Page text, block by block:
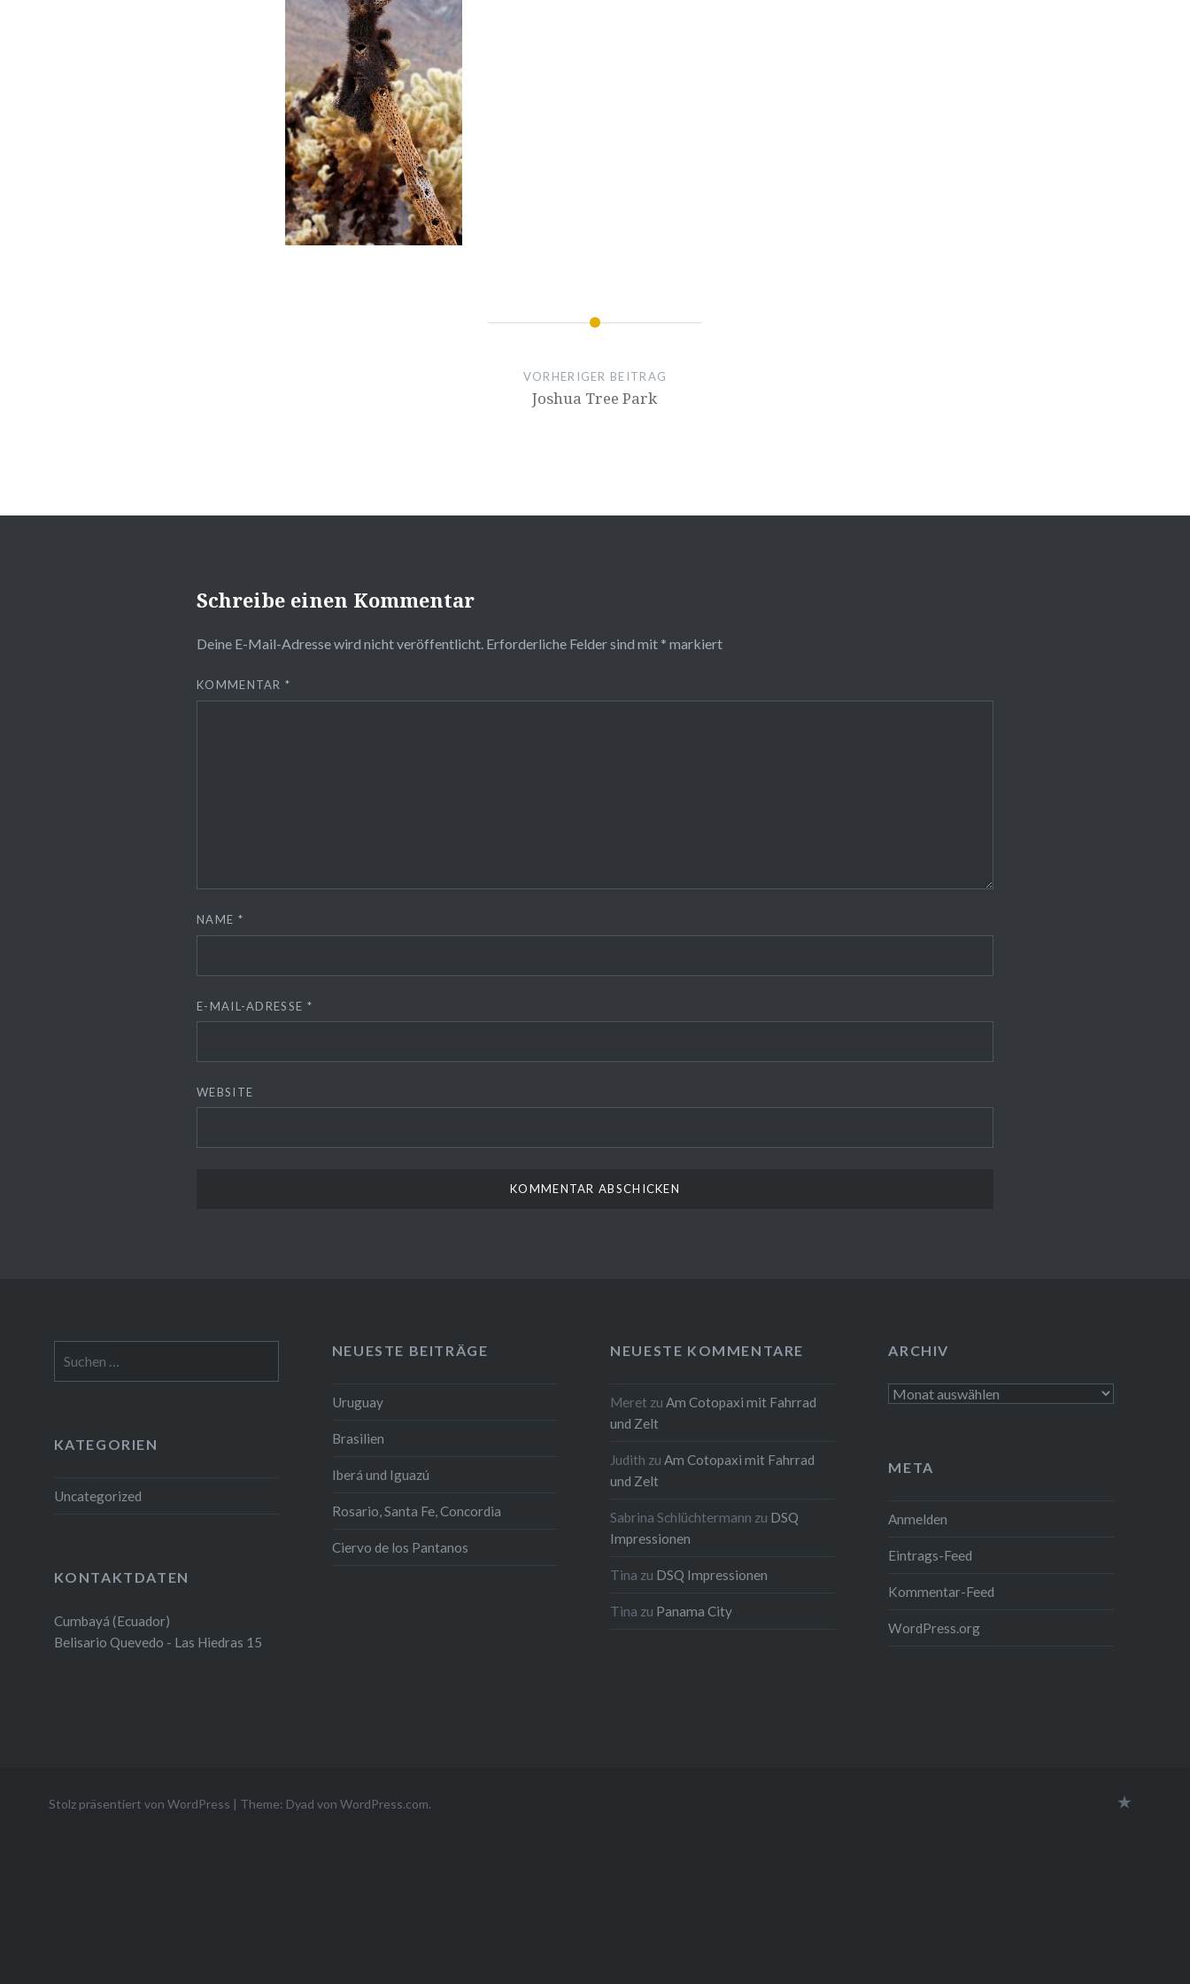
VORHERIGER BEITRAG
Joshua Tree Park
Schreibe einen Kommentar
Deine E-Mail-Adresse wird nicht veröffentlicht. Erforderliche Felder sind mit * markiert
KOMMENTAR*
NAME *
E-MAIL-ADRESSE *
WEBSITE
nach:
NEUESTE BEITRÄGE
Uruguay
Brasilien
Iberá und Iguazú
Rosario, Santa Fe, Concordia
Ciervo de los Pantanos
NEUESTE KOMMENTARE
Meret zuAm Cotopaxi mit Fahrrad
und Zelt
Judith zuAm Cotopaxi mit Fahrrad
und Zelt
Sabrina Schlüchtermann zu DSQ
Impressionen
Tina zu DSQ Impressionen
Tina zu Panama City
ARCHIV
Archiv
KATEGORIEN
Uncategorized
META
Anmelden
Eintrags-Feed
Kommentar-Feed
WordPress.org
KONTAKTDATEN
Cumbayá (Ecuador)
Belisario Quevedo - Las Hiedras 15
Stolz präsentiert von WordPress | Theme: Dyad von WordPress.com.